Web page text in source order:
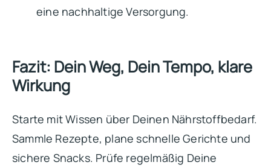
eine nachhaltige Versorgung.
Fazit: Dein Weg, Dein Tempo, klare
Wirkung
Starte mit Wissen über Deinen Nährstoffbedarf.
Sammle Rezepte, plane schnelle Gerichte und
sichere Snacks. Prüfe regelmäßig Deine